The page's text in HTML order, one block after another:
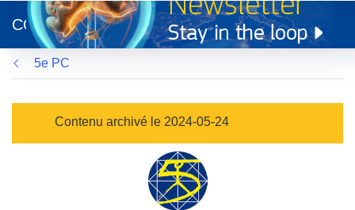
dans
une
nouvelle
fenêtre)
CORDIS
5e PC
Contenu archivé le 2024-05-24